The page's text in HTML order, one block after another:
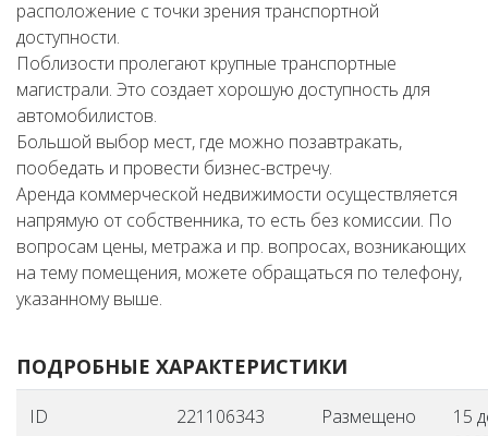
расположение с точки зрения транспортной
доступности.
Поблизости пролегают крупные транспортные
магистрали. Это создает хорошую доступность для
автомобилистов.
Большой выбор мест, где можно позавтракать,
пообедать и провести бизнес-встречу.
Аренда коммерческой недвижимости осуществляется
напрямую от собственника, то есть без комиссии. По
вопросам цены, метража и пр. вопросах, возникающих
на тему помещения, можете обращаться по телефону,
указанному выше.
ПОДРОБНЫЕ ХАРАКТЕРИСТИКИ
ID 221106343 Размещено
15